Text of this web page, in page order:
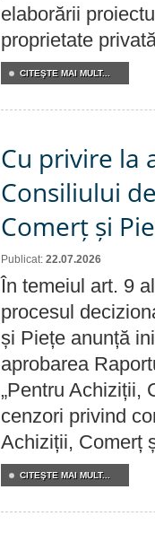
elaborării
proprietate
CITEŞTE MAI MULT...
Cu privire la
Consiliului
Comerț și
Publicat: 22.07.2026
În temeiul art. 9
procesul
și Piețe anunță
aprobarea
„Pentru Achiziții,
cenzori privind
Achiziții, Comerț
CITEŞTE MAI MULT...